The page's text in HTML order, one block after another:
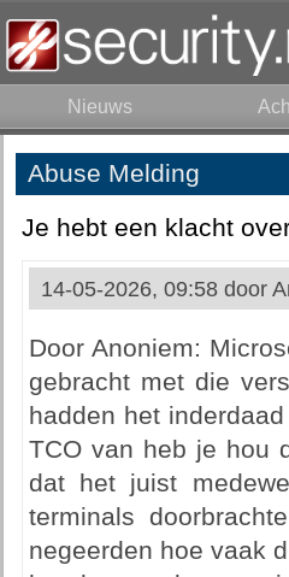
Nieuws
Abuse Melding
Je hebt een klacht
14-05-2026, 09:58 door
Door Anoniem:
gebracht met die
hadden het
TCO van heb je hou
dat het juist
terminals
negeerden hoe vaak